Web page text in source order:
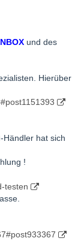
und des
Hierüber
Händler hat sich
!
testen